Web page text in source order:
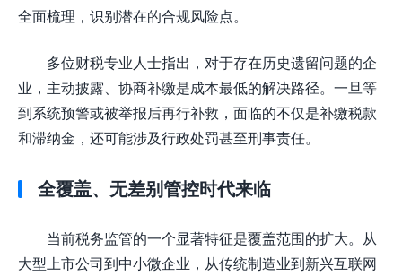
全面梳理，识别潜在的合规风险点。
多位财税专业人士指出，对于存在历史遗留问题的企
业，主动披露、协商补缴是成本最低的解决路径。一旦等
到系统预警或被举报后再行补救，面临的不仅是补缴税款
和滞纳金，还可能涉及行政处罚甚至刑事责任。
全覆盖、无差别管控时代来临
当前税务监管的一个显著特征是覆盖范围的扩大。从
大型上市公司到中小微企业，从传统制造业到新兴互联网